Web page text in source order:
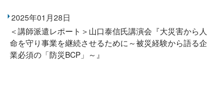
2025年01月28日
＜講師派遣レポート＞山口泰信氏講演会『大災害から人
命を守り事業を継続させるために～被災経験から語る企
業必須の「防災BCP」～』